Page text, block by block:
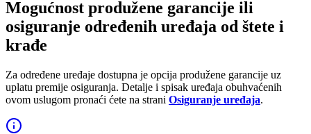
Mogućnost produžene garancije ili
osiguranje određenih uređaja od štete i
krađe
Za određene uređaje dostupna je opcija produžene garancije uz
uplatu premije osiguranja. Detalje i spisak uređaja obuhvaćenih
ovom uslugom pronaći ćete na strani Osiguranje uređaja.